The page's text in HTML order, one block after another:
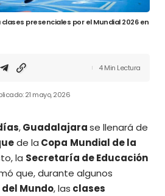
presenciales por el Mundial 2026 en
21 mayo, 2026
4 Min Lectura
,Guadalajarase llenará de
de la Copa Mundial de la
la Secretaría de Educación
que, durante algunos
del Mundo, las clases